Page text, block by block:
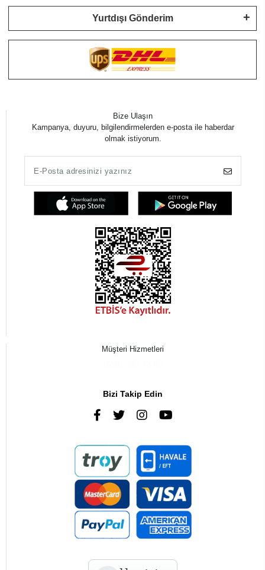
Yurtdışı Gönderim
Bize Ulaşın
Kampanya, duyuru, bilgilendirmelerden e-posta ile haberdar
olmak istiyorum.
Müşteri Hizmetleri
Bizi Takip Edin